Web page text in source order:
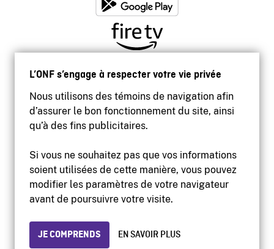
L’ONF s’engage à respecter votre vie privée
Nous utilisons des témoins de navigation afin
d’assurer le bon fonctionnement du site, ainsi
qu’à des fins publicitaires.
Si vous ne souhaitez pas que vos informations
soient utilisées de cette manière, vous pouvez
modifier les paramètres de votre navigateur
avant de poursuivre votre visite.
JE COMPRENDS EN SAVOIR PLUS
Accessibilité
Site institutionnel
Protection des renseignements personnels
© 2026 Office national du film du Canada